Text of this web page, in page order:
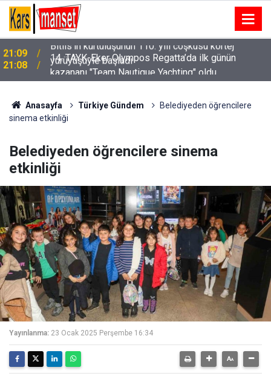
21:08
14. TAYK-Eker Olympos Regatta’da ilk günün
kazananı "Team Nautique Yachting" oldu
Anasayfa Türkiye Gündem
Belediyeden öğrencilere
sinema etkinliği
Belediyeden öğrencilere sinema
etkinliği
Yayınlanma: 23 Ocak 2025 Perşembe 16:34